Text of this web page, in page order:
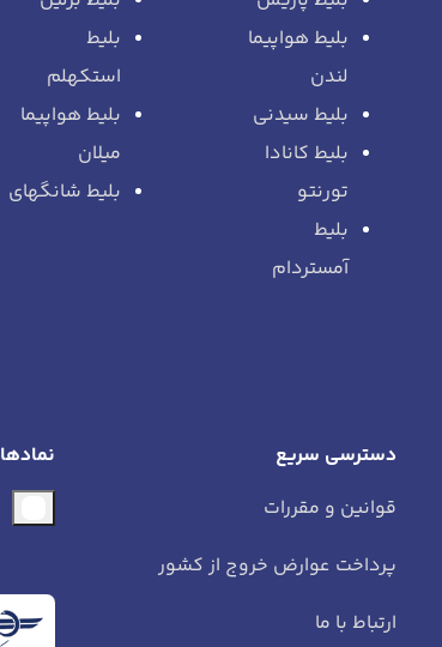
بلیط هواپیما
لندن
بلیط سیدنی
بلیط کانادا
تورنتو
بلیط
آمستردام
بلیط
استکهلم
بلیط هواپیما
میلان
بلیط شانگهای
دسترسی سریع
قوانین و مقررات
پرداخت عوارض خروج از کشور
ارتباط با ما
نمادها